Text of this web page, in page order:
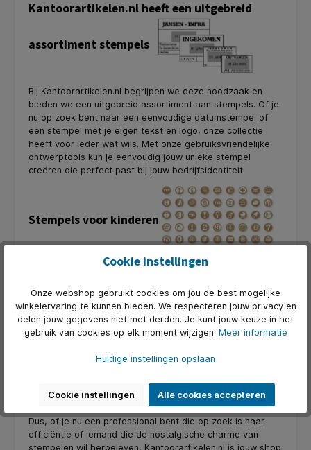
Kantoorartikelen.nl heeft een uitgebreid
assortiment stempels
Bij Kantoorartikelen.nl begrijpen we deze noodzaak en
bieden we een uitgebreid assortiment aan stempels. Of je
nu op zoek bent naar een eenvoudige datumstempel of
een stempel met je eigen tekst en logo, onze collectie
heeft voor ieder wat wils. Met onze gebruiksvriendelijke
ontwerptools kun je eenvoudig jouw unieke stempel
creëren die perfect past bij jouw bedrijfsidentiteit.
Stempels voor kinderen
ook aan de kinderen gedacht. Kantoorartikelen.nl biedt
een assortiment aan leuke stempelsets voor kinderen,
maar eigenlijk ook voor volwassenen. Deze sets zijn niet
alleen geweldig voor creatieve speeltijd, maar ook ideaal
Vergeet dan niet ook een stempelkussen en stempelinkt
mee te bestellen.
Dus, of je nu een professional bent die op zoek is naar
efficiëntie of iemand die de nostalgische charme van
stempelen wil herbeleven, Kantoorartikelen.nl is jouw shop
Cookie instellingen
Onze webshop gebruikt cookies om jou de best mogelijke
winkelervaring te kunnen bieden. We respecteren jouw privacy en
delen jouw gegevens niet met derden. Je kunt jouw keuze in het
gebruik van cookies op elk moment wijzigen. Meer informatie
Huidige instellingen opslaan
Cookie instellingen Alle cookies accepteren